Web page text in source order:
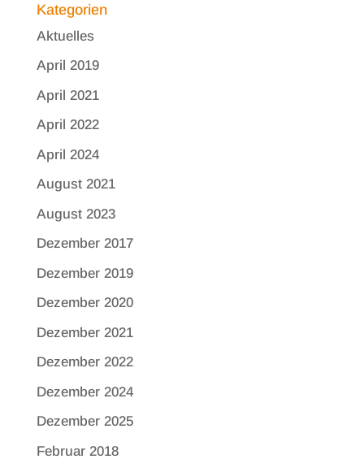
Kategorien
Aktuelles
April 2019
April 2021
April 2022
April 2024
August 2021
August 2023
Dezember 2017
Dezember 2019
Dezember 2020
Dezember 2021
Dezember 2022
Dezember 2024
Dezember 2025
Februar 2018